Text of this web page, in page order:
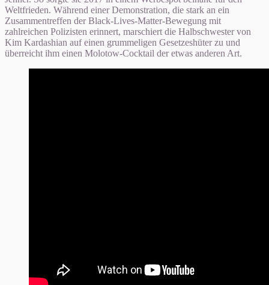
Weltfrieden. Während einer Demonstration, die stark an ein
Zusammentreffen der Black-Lives-Matter-Bewegung mit
zahlreichen Polizisten erinnert, marschiert die Halbschwester von
Kim Kardashian auf einen grummeligen Gesetzeshüter zu und
überreicht ihm einen Molotow-Cocktail der etwas anderen Art.